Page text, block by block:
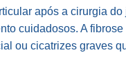
após a cirurgia
cuidadosos. A
ou cicatrizes graves